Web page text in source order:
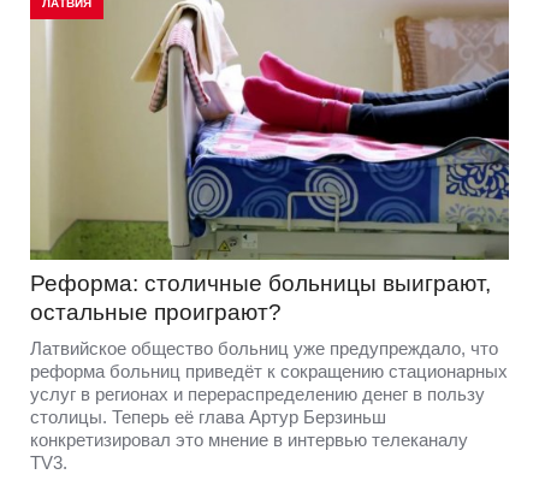
ЛАТВИЯ
Реформа: столичные больницы выиграют,
остальные проиграют?
Латвийское общество больниц уже предупреждало, что
реформа больниц приведёт к сокращению стационарных
услуг в регионах и перераспределению денег в пользу
столицы. Теперь её глава Артур Берзиньш
конкретизировал это мнение в интервью телеканалу
TV3.